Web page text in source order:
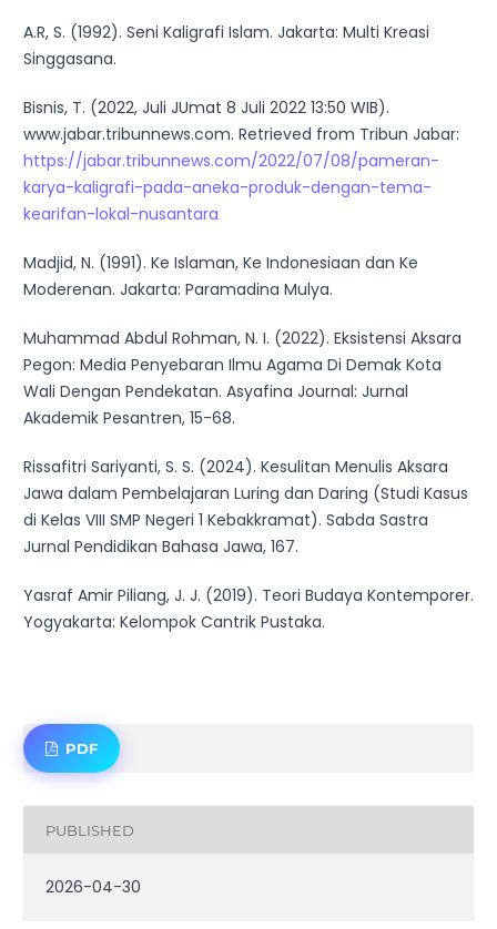
A.R, S. (1992). Seni Kaligrafi Islam. Jakarta: Multi Kreasi
Singgasana.
Bisnis, T. (2022, Juli JUmat 8 Juli 2022 13:50 WIB).
www.jabar.tribunnews.com. Retrieved from Tribun Jabar:
https://jabar.tribunnews.com/2022/07/08/pameran-
karya-kaligrafi-pada-aneka-produk-dengan-tema-
kearifan-lokal-nusantara
Madjid, N. (1991). Ke Islaman, Ke Indonesiaan dan Ke
Moderenan. Jakarta: Paramadina Mulya.
Muhammad Abdul Rohman, N. I. (2022). Eksistensi Aksara
Pegon: Media Penyebaran Ilmu Agama Di Demak Kota
Wali Dengan Pendekatan. Asyafina Journal: Jurnal
Akademik Pesantren, 15-68.
Rissafitri Sariyanti, S. S. (2024). Kesulitan Menulis Aksara
Jawa dalam Pembelajaran Luring dan Daring (Studi Kasus
di Kelas VIII SMP Negeri 1 Kebakkramat). Sabda Sastra
Jurnal Pendidikan Bahasa Jawa, 167.
Yasraf Amir Piliang, J. J. (2019). Teori Budaya Kontemporer.
Yogyakarta: Kelompok Cantrik Pustaka.
PDF
PUBLISHED
2026-04-30